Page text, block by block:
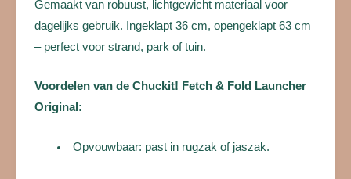
Gemaakt van robuust, lichtgewicht materiaal voor
dagelijks gebruik. Ingeklapt 36 cm, opengeklapt 63 cm
– perfect voor strand, park of tuin.
Voordelen van de Chuckit! Fetch & Fold Launcher
Original:
Opvouwbaar: past in rugzak of jaszak.